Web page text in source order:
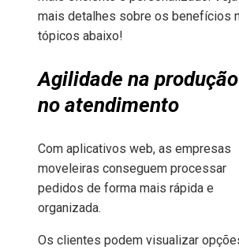
mais detalhes sobre os benefícios
tópicos abaixo!
Agilidade na
no atendimento
Com aplicativos web, as empresas
moveleiras conseguem processar
pedidos de forma mais rápida e
organizada.
Os clientes podem visualizar